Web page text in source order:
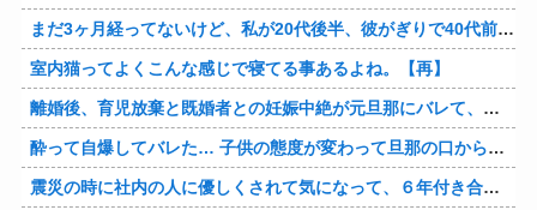
まだ3ヶ月経ってないけど、私が20代後半、彼がぎりで40代前半でＷ不倫中。計画している彼との二泊三日の旅行、早く行けるといいな♪
室内猫ってよくこんな感じで寝てる事あるよね。【再】
離婚後、育児放棄と既婚者との妊娠中絶が元旦那にバレて、養育費の支払いが止まった… 私が正社員で働くまで止めると言われてるけど、女として生きたいの。
酔って自爆してバレた… 子供の態度が変わって旦那の口から離婚って言葉が出て、急速に現実に引き戻されたっていうか、あー私本当にしちゃいけないことしてたんだなと思い知った。
震災の時に社内の人に優しくされて気になって、６年付き合った彼に別れを告げました。その時新たな好きな人に夢中で元彼はどうでもよく思えました。今ははっきり言って後悔してます…